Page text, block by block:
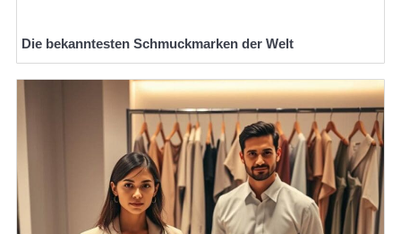
Die bekanntesten Schmuckmarken der Welt